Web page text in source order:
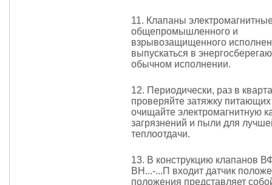
11. Клапаны
общепромышленного и
взрывозащищенного
выпускаться в
обычном исполнении.
12. Периодически, раз в
проверяйте затяжку
очищайте электромагнитную
загрязнений и пыли для
теплоотдачи.
13. В конструкцию клапанов
ВН...-...П входит датчик
положения представляет